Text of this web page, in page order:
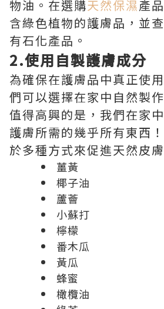
物油。在選購天然保濕產
含綠色植物的護膚品，並
有石化產品。
2.使用自製護膚成分
為確保在護膚品中真正使
們可以選擇在家中自然製
值得高興的是，我們在家
護膚所需的幾乎所有東西
於多種方式來促進天然皮
薑黃
椰子油
蘆薈
小蘇打
檸檬
番木瓜
黃瓜
蜂蜜
橄欖油